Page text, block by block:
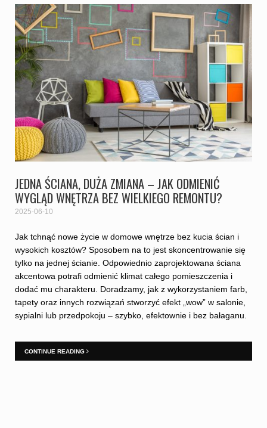
JEDNA ŚCIANA, DUŻA ZMIANA – JAK ODMIENIĆ
WYGLĄD WNĘTRZA BEZ WIELKIEGO REMONTU?
2025-06-10
Jak tchnąć nowe życie w domowe wnętrze bez kucia ścian i
wysokich kosztów? Sposobem na to jest skoncentrowanie się
tylko na jednej ścianie. Odpowiednio zaprojektowana ściana
akcentowa potrafi odmienić klimat całego pomieszczenia i
dodać mu charakteru. Doradzamy, jak z wykorzystaniem farb,
tapety oraz innych rozwiązań stworzyć efekt „wow” w salonie,
sypialni lub przedpokoju – szybko, efektownie i bez bałaganu.
CONTINUE READING